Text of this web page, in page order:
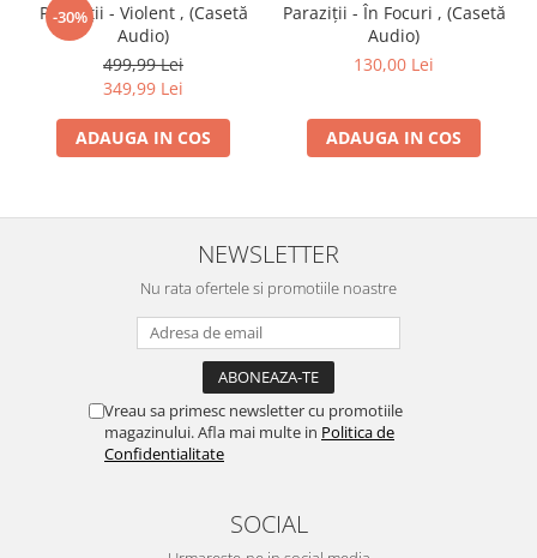
-30%
Paraziții - Violent , (Casetă
Audio)
499,99 Lei
349,99 Lei
ADAUGA IN COS
Paraziții - În Focuri , (Casetă
Audio)
130,00 Lei
ADAUGA IN COS
NEWSLETTER
Nu rata ofertele si promotiile noastre
Vreau sa primesc newsletter cu promotiile
magazinului. Afla mai multe in Politica de
Confidentialitate
SOCIAL